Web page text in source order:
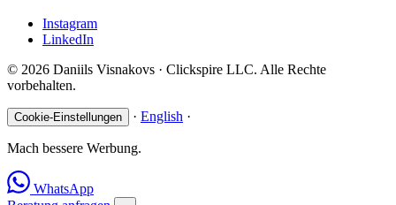
Instagram
LinkedIn
© 2026 Daniils Visnakovs · Clickspire LLC. Alle Rechte
vorbehalten.
Cookie-Einstellungen · English ·
Mach bessere Werbung.
WhatsApp